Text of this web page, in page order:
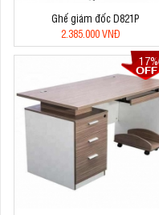
Ghế giám đốc D821P
2.385.000 VNĐ
17%